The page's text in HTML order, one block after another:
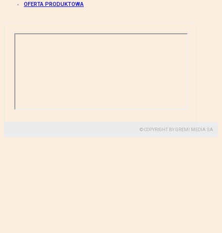
OFERTA PRODUKTOWA
© COPYRIGHT BY GREMI MEDIA SA